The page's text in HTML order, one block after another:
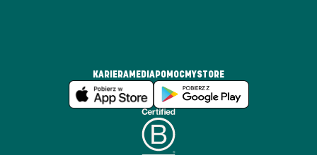
KARIERA MEDIA POMOC MYSTORE